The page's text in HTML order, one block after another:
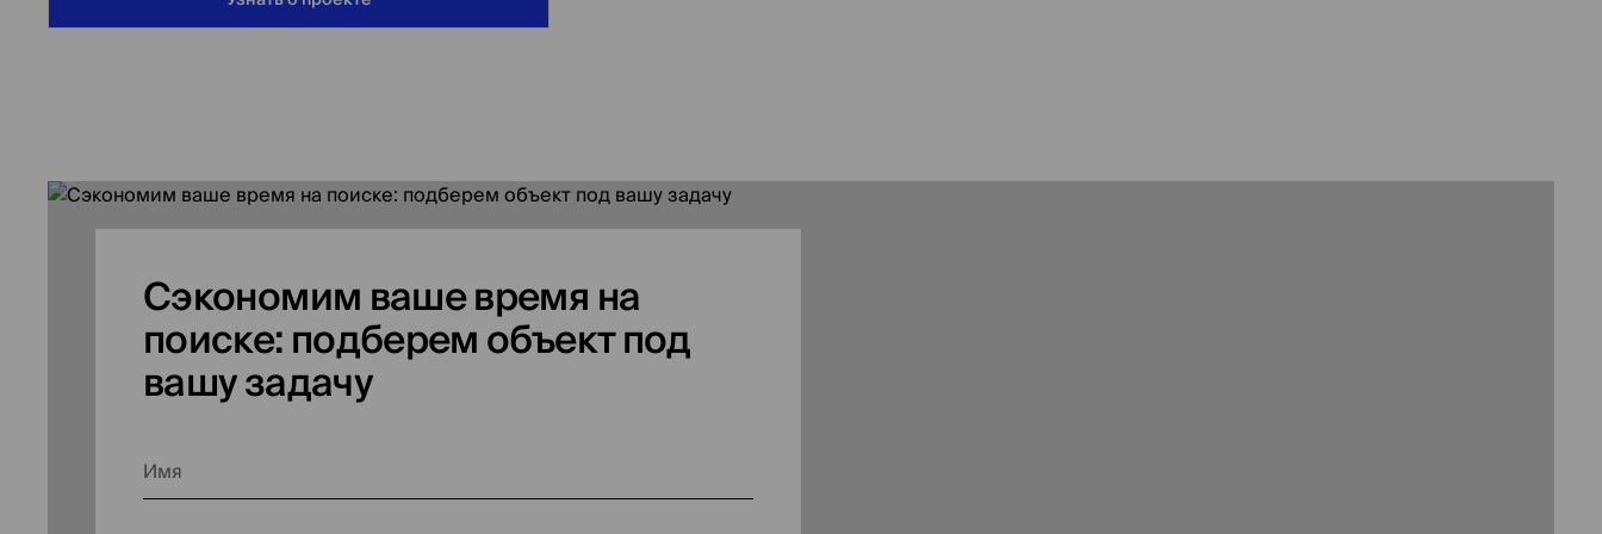
Сэкономим ваше время на
поиске: подберем объект под
вашу задачу
Имя